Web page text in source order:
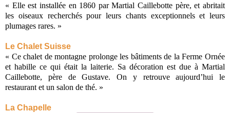
« Elle est installée en 1860 par Martial Caillebotte père, et abritait
les oiseaux recherchés pour leurs chants exceptionnels et leurs
plumages rares. »
Le Chalet Suisse
« Ce chalet de montagne prolonge les bâtiments de la Ferme Ornée
et habille ce qui était la laiterie. Sa décoration est due à Martial
Caillebotte, père de Gustave. On y retrouve aujourd’hui le
restaurant et un salon de thé. »
La Chapelle